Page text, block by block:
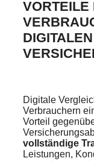
ORTEILE
IGITALEN V
Digitale
Verbrauchern
Vorteil
vollständige
Leistungen,